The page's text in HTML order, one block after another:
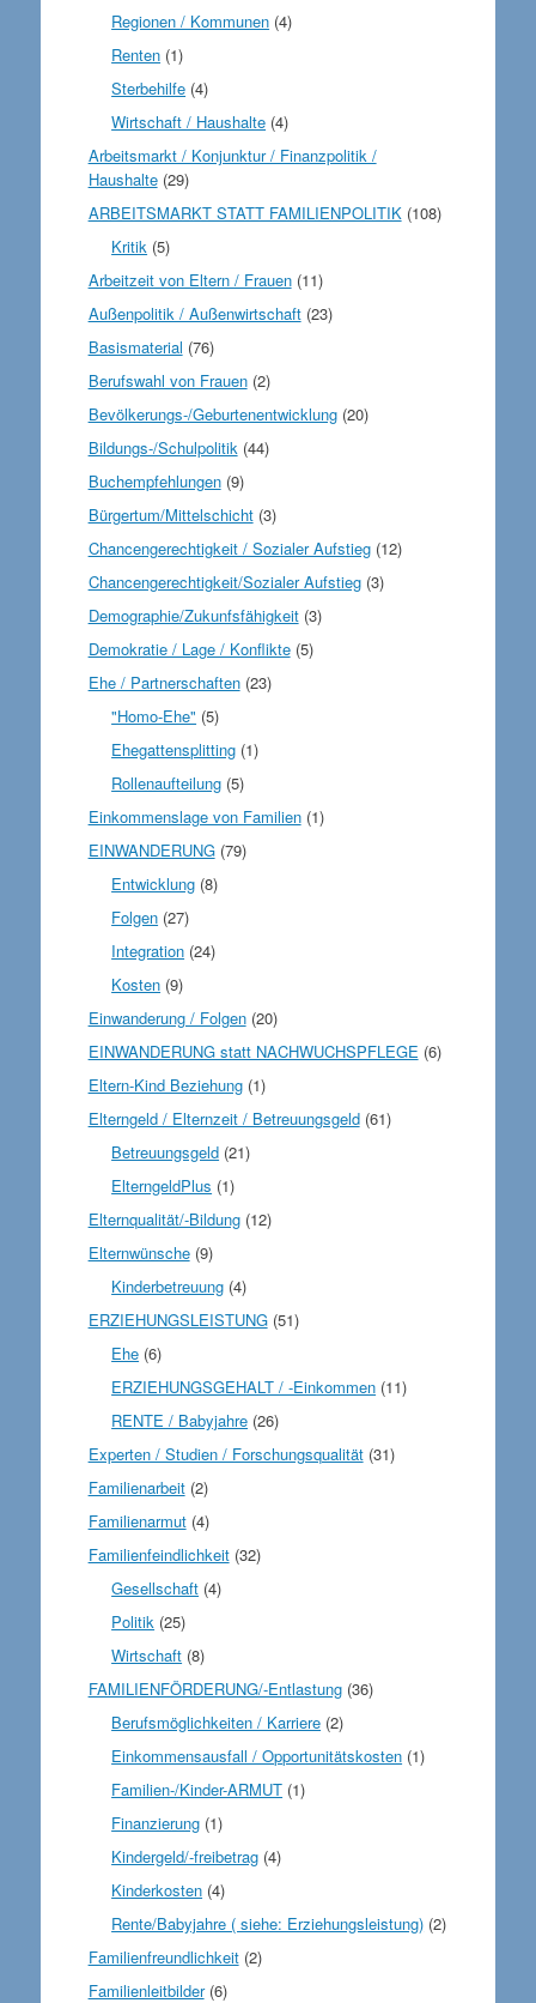
Regionen / Kommunen (4)
Renten (1)
Sterbehilfe (4)
Wirtschaft / Haushalte (4)
Arbeitsmarkt / Konjunktur / Finanzpolitik /
Haushalte(29)
ARBEITSMARKT STATT FAMILIENPOLITIK(108)
Kritik (5)
Arbeitzeit von Eltern / Frauen(11)
Außenpolitik / Außenwirtschaft(23)
Basismaterial (76)
Berufswahl von Frauen(2)
Bevölkerungs-/Geburtenentwicklung(20)
Bildungs-/Schulpolitik(44)
Buchempfehlungen(9)
Bürgertum/Mittelschicht(3)
Chancengerechtigkeit / Sozialer Aufstieg(12)
Chancengerechtigkeit/Sozialer Aufstieg(3)
Demographie/Zukunfsfähigkeit(3)
Demokratie / Lage / Konflikte(5)
Ehe / Partnerschaften(23)
"Homo-Ehe" (5)
Ehegattensplitting (1)
Rollenaufteilung (5)
Einkommenslage von Familien(1)
EINWANDERUNG(79)
Entwicklung (8)
Folgen (27)
Integration (24)
Kosten (9)
Einwanderung / Folgen(20)
EINWANDERUNG statt NACHWUCHSPFLEGE (6)
Eltern-Kind Beziehung(1)
Elterngeld / Elternzeit / Betreuungsgeld(61)
Betreuungsgeld (21)
ElterngeldPlus (1)
Elternqualität/-Bildung(12)
Elternwünsche(9)
Kinderbetreuung (4)
ERZIEHUNGSLEISTUNG(51)
Ehe (6)
ERZIEHUNGSGEHALT / -Einkommen (11)
RENTE / Babyjahre (26)
Experten / Studien / Forschungsqualität(31)
Familienarbeit(2)
Familienarmut(4)
Familienfeindlichkeit(32)
Gesellschaft (4)
Politik (25)
Wirtschaft (8)
FAMILIENFÖRDERUNG/-Entlastung(36)
Berufsmöglichkeiten / Karriere (2)
Einkommensausfall / Opportunitätskosten (1)
Familien-/Kinder-ARMUT (1)
Finanzierung (1)
Kindergeld/-freibetrag (4)
Kinderkosten (4)
Rente/Babyjahre ( siehe: Erziehungsleistung) (2)
Familienfreundlichkeit(2)
Familienleitbilder(6)